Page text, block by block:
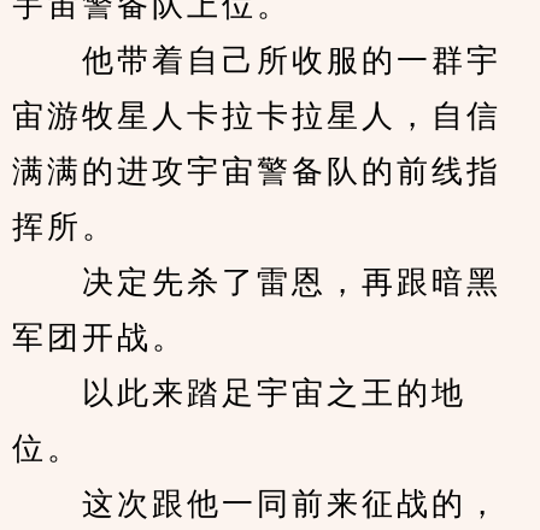
他带着自己所收服的一群宇
宙游牧星人卡拉卡拉星人，自信
满满的进攻宇宙警备队的前线指
挥所。
决定先杀了雷恩，再跟暗黑
军团开战。
以此来踏足宇宙之王的地
位。
这次跟他一同前来征战的，